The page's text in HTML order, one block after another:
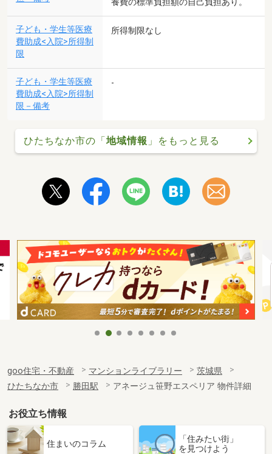
養費の標準負担額の自己負担あり。
子ども・学生等医療
費助成<入院>所得制
限
所得制限なし
子ども・学生等医療
費助成<入院>所得制
限－備考
-
ひたちなか市の「地域情報 」をもっと見る
goo住宅・不動産 マンションライブラリー
茨城県
ひたちなか市
勝田駅 アネージュ笹野エスペリア 物件詳細
お役立ち情報
住まいのコラム
「住みたい街」
を見つけよう